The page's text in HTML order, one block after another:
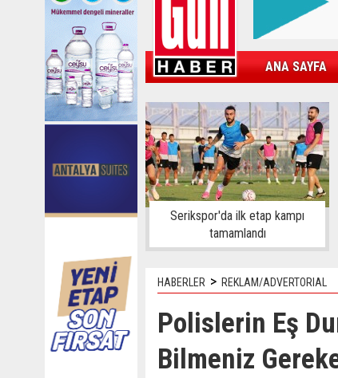
ANA SAYFA
KAMPÜS SPOR GÜN'ÜN ÜRÜNÜ
Serikspor'da ilk etap kampı
tamamlandı
HABERLER > REKLAM/ADVERTORIAL
Polislerin Eş
Bilmeniz